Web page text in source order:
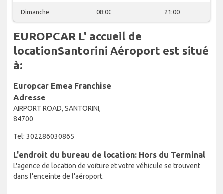
Dimanche 08:00 21:00
EUROPCAR L' accueil de
locationSantorini Aéroport est situé
à:
Europcar Emea Franchise
Adresse
AIRPORT ROAD, SANTORINI,
84700
Tel: 302286030865
L'endroit du bureau de location: Hors du Terminal
L'agence de location de voiture et votre véhicule se trouvent
dans l'enceinte de l'aéroport.